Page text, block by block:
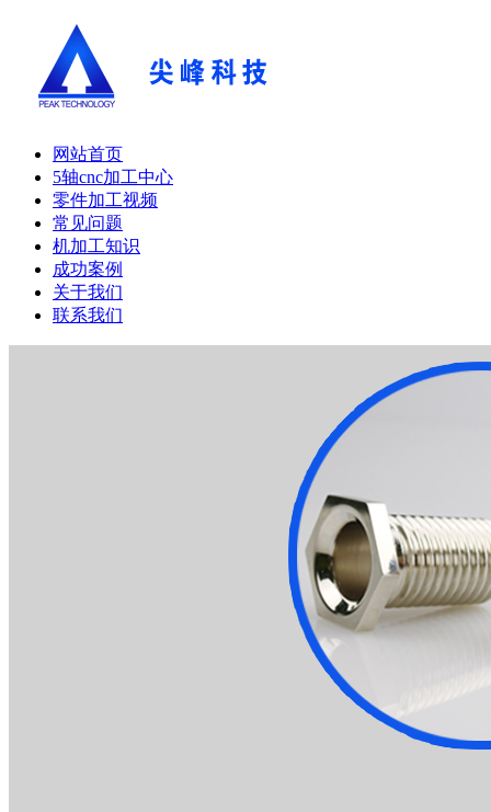
网站首页
5轴cnc加工中心
零件加工视频
常见问题
机加工知识
成功案例
关于我们
联系我们